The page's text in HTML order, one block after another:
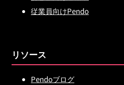
従業員向けPendo
リソース
Pendoブログ